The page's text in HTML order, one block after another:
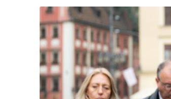
Kliknij, aby powiększyć